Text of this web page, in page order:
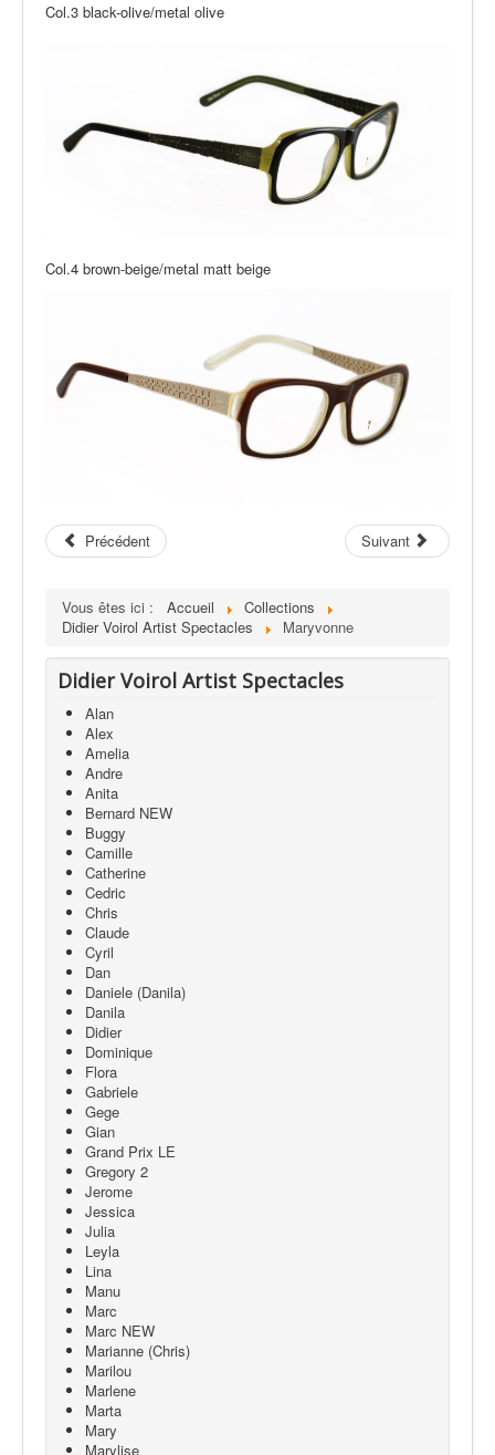
Col.3 black-olive/metal olive
Col.4 brown-beige/metal matt beige
Précédent Suivant
Vous êtes ici : Accueil
Collections
Didier Voirol Artist Spectacles
Maryvonne
Didier Voirol Artist Spectacles
Alan
Alex
Amelia
Andre
Anita
Bernard NEW
Buggy
Camille
Catherine
Cedric
Chris
Claude
Cyril
Dan
Daniele (Danila)
Danila
Didier
Dominique
Flora
Gabriele
Gege
Gian
Grand Prix LE
Gregory 2
Jerome
Jessica
Julia
Leyla
Lina
Manu
Marc
Marc NEW
Marianne (Chris)
Marilou
Marlene
Marta
Mary
Marylise